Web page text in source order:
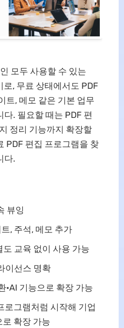
모두 사용할 수 있는
로, 무료 상태에서도 PDF
트, 메모 같은 기본 업무
다. 필요할 때는 PDF 편
정리 기능까지 확장할
PDF 편집 프로그램을 찾
다.
뷰잉
, 주석, 메모 추가
교육 없이 사용 가능
이선스 명확
·AI 기능으로 확장 가능
로그램처럼 시작해 기업
로 확장 가능